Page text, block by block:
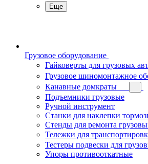
Еще
Грузовое оборудование
Гайковерты для грузовых
Грузовое шиномонтажное
Канавные домкраты
Подъемники грузовые
Ручной инструмент
Станки для наклепки
Стенды для ремонта
Тележки для
Тестеры подвески для
Упоры противооткатные